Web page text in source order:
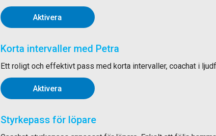
Aktivera
Korta intervaller med Petra
Ett roligt och effektivt pass med korta intervaller, coachat i
Aktivera
Styrkepass för löpare